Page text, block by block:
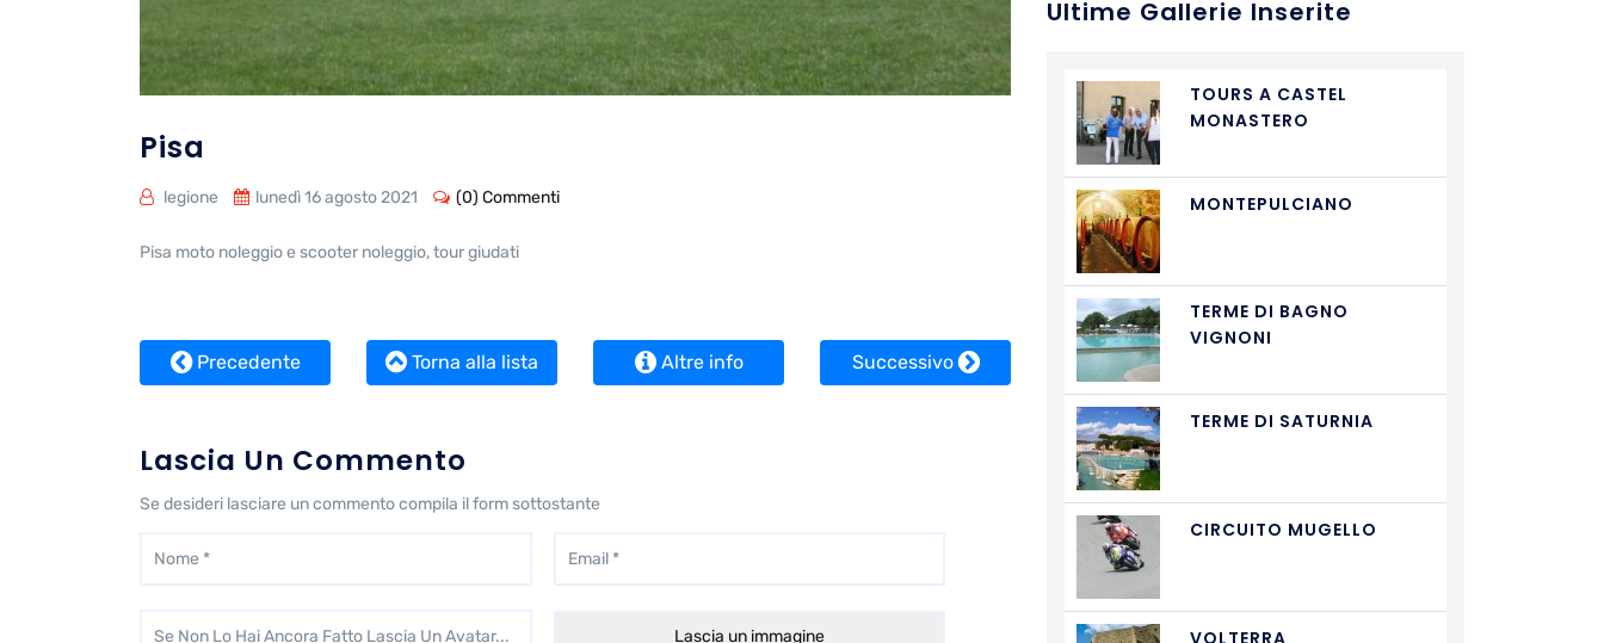
Pisa
legione lunedì 16 agosto 2021 (0) Commenti
Pisa moto noleggio e scooter noleggio, tour giudati
Precedente Torna alla lista Altre info Successivo
Lascia Un Commento
Se desideri lasciare un commento compila il form sottostante
Ultime Gallerie Inserite
TOURS A CASTEL
MONASTERO
MONTEPULCIANO
TERME DI BAGNO
VIGNONI
TERME DI SATURNIA
CIRCUITO MUGELLO
VOLTERRA